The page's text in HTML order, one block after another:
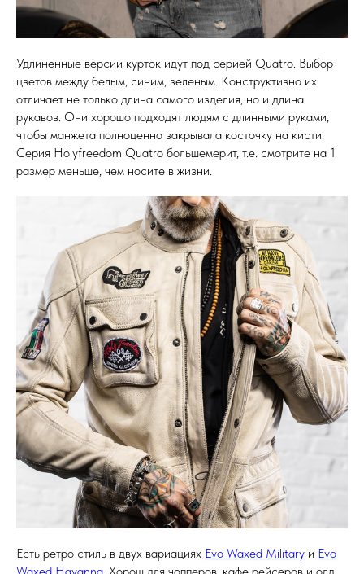
Удлиненные версии курток идут под серией Quatro. Выбор
цветов между белым, синим, зеленым. Конструктивно их
отличает не только длина самого изделия, но и длина
рукавов. Они хорошо подходят людям с длинными руками,
чтобы манжета полноценно закрывала косточку на кисти.
Серия Holyfreedom Quatro большемерит, т.е. смотрите на 1
размер меньше, чем носите в жизни.
Есть ретро стиль в двух вариациях Evo Waxed Military и Evo